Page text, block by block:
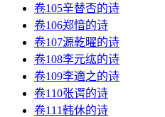
卷105辛替否的诗
卷106郑愔的诗
卷107源乾曜的诗
卷108李元纮的诗
卷109李適之的诗
卷110张谔的诗
卷111韩休的诗